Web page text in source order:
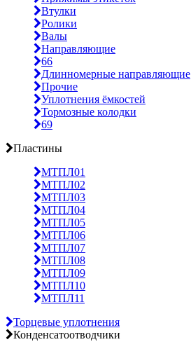
Втулки
Ролики
Валы
Направляющие
66
Длинномерные направляющие
Прочие
Уплотнения ёмкостей
Тормозные колодки
69
Пластины
МТПЛ01
МТПЛ02
МТПЛ03
МТПЛ04
МТПЛ05
МТПЛ06
МТПЛ07
МТПЛ08
МТПЛ09
МТПЛ10
МТПЛ11
Торцевые уплотнения
Конденсатоотводчики